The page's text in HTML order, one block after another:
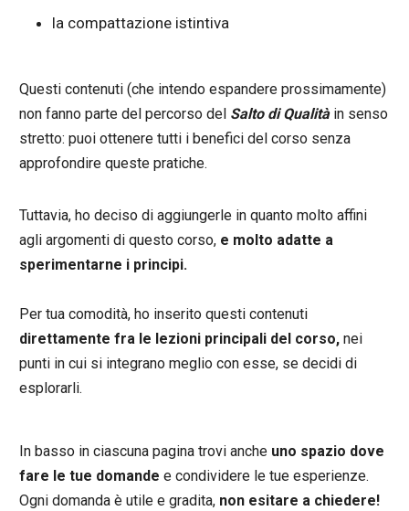
la compattazione istintiva
Questi contenuti (che intendo espandere prossimamente)
non fanno parte del percorso del Salto di Qualitàin senso
stretto: puoi ottenere tutti i benefici del corso senza
approfondire queste pratiche.
Tuttavia, ho deciso di aggiungerle in quanto molto affini
agli argomenti di questo corso, e molto adatte a
sperimentarne i principi.
Per tua comodità, ho inserito questi contenuti
direttamente fra le lezioni principali del corso, nei
punti in cui si integrano meglio con esse, se decidi di
esplorarli.
In basso in ciascuna pagina trovi anche uno spazio dove
fare le tue domande e condividere le tue esperienze.
Ogni domanda è utile e gradita, non esitare a chiedere!